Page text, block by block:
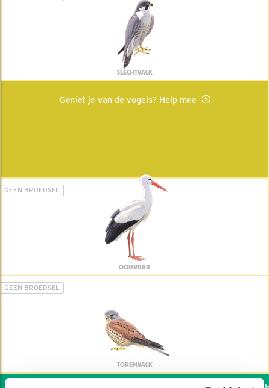
SLECHTVALK
Geniet je van de vogels? Help mee
GEEN BROEDSEL
OOIEVAAR
GEEN BROEDSEL
TORENVALK